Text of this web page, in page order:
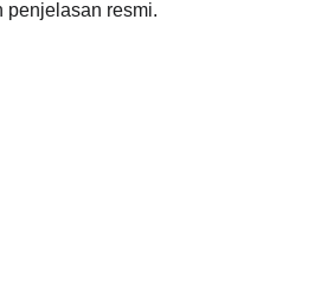
penjelasan resmi.